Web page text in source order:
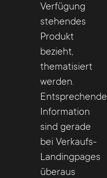
Verfügung
stehendes
Produkt
bezieht,
thematisiert
werden.
Entsprechende
Information
sind gerade
bei Verkaufs-
Landingpages
überaus